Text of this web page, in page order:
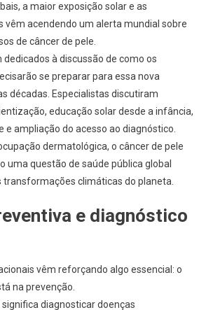
a maior exposição solar e as
vêm acendendo um alerta mundial sobre
de câncer de pele.
à discussão de como os
se preparar para essa nova
décadas. Especialistas discutiram
educação solar desde a infância,
ampliação do acesso ao diagnóstico.
dermatológica, o câncer de pele
uma questão de saúde pública global
transformações climáticas do planeta.
e diagnóstico
vêm reforçando algo essencial: o
na prevenção.
diagnosticar doenças